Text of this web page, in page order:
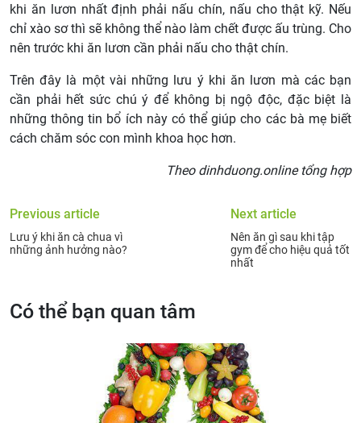
khi ăn lươn nhất định phải nấu chín, nấu cho thật kỹ. Nếu
chỉ xào sơ thì sẽ không thể nào làm chết được ấu trùng. Cho
nên trước khi ăn lươn cần phải nấu cho thật chín.
Trên đây là một vài những lưu ý khi ăn lươn mà các bạn
cần phải hết sức chú ý để không bị ngộ độc, đặc biệt là
những thông tin bổ ích này có thể giúp cho các bà mẹ biết
cách chăm sóc con mình khoa học hơn.
Theo dinhduong.online tổng hợp
Previous article
Lưu ý khi ăn cà chua vì
những ảnh hưởng nào?
Next article
Nên ăn gì sau khi tập
gym để cho hiệu quả tốt
nhất
Có thể bạn quan tâm